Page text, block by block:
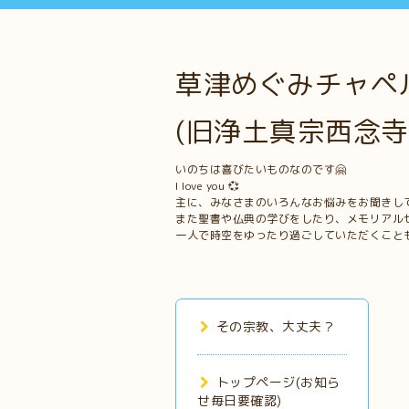
草津めぐみチャ
(旧浄土真宗西念
いのちは喜びたいものなのです🤗
I love you 💞
主に、みなさまのいろんなお悩みをお聞きし
また聖書や仏典の学びをしたり、メモリア
一人で時空をゆったり過ごしていただくこと
その宗教、大丈夫？
トップページ(お知ら
せ毎日要確認)